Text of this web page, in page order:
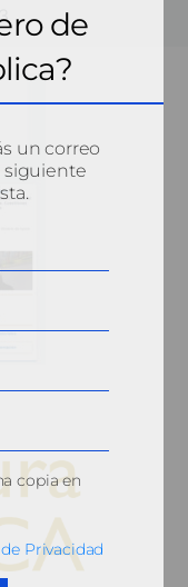
de
un correo
copia en
Privacidad